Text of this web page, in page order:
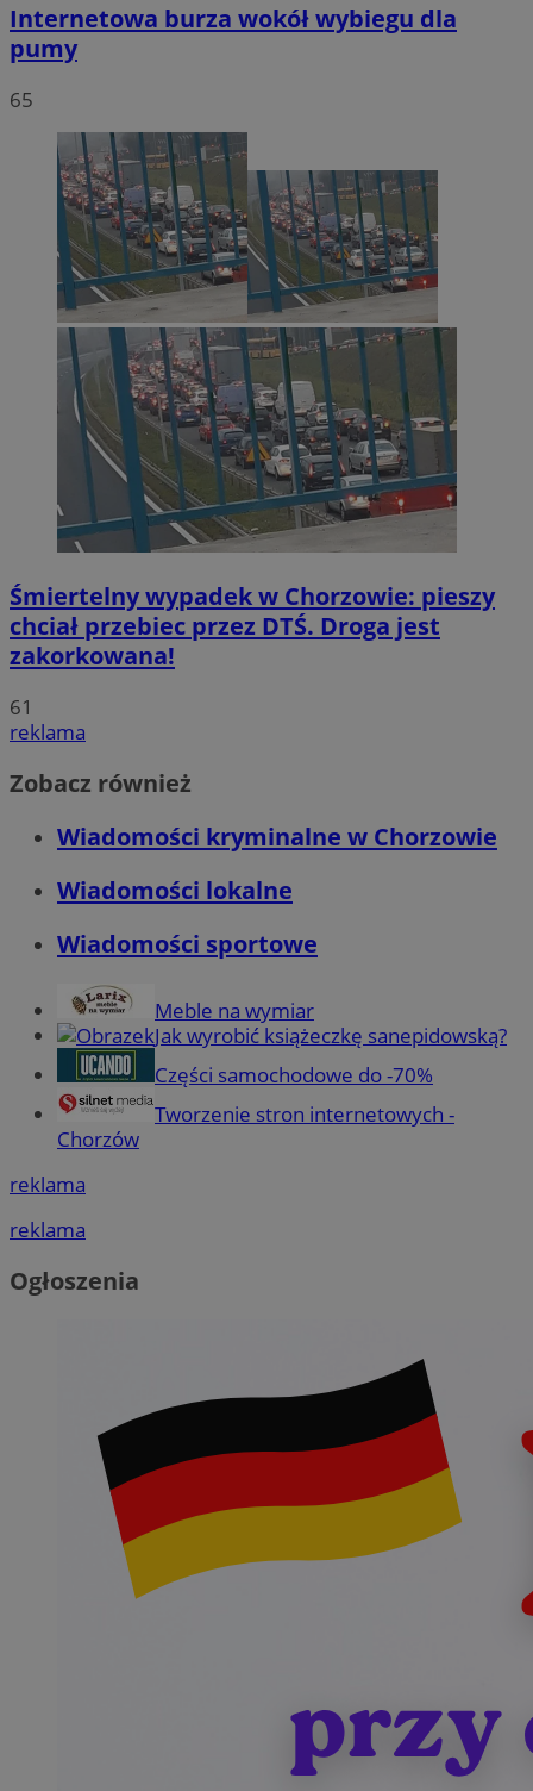
Internetowa burza wokół wybiegu dla
pumy
65
Śmiertelny wypadek w Chorzowie: pieszy
chciał przebiec przez DTŚ. Droga jest
zakorkowana!
61
reklama
Zobacz również
Wiadomości kryminalne w Chorzowie
Wiadomości lokalne
Wiadomości sportowe
Meble na wymiar
Jak wyrobić książeczkę sanepidowską?
Części samochodowe do -70%
Tworzenie stron internetowych -
Chorzów
reklama
reklama
Ogłoszenia